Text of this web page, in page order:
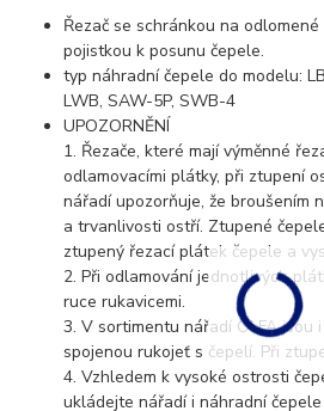
Řezač se schránkou na
pojistkou k posunu čepele.
typ náhradní čepele do modelu:
LWB, SAW-5P, SWB-4
UPOZORNĚNÍ
1. Řezače, které mají výměnné
odlamovacími plátky, při ztupení
nářadí upozorňuje, že broušením
a trvanlivosti ostří. Ztupené
ztupený řezací plátek čepele a
2. Při odlamování jednotlivých
ruce rukavicemi.
3. V sortimentu nářadí OLFA jsou
spojenou rukojeť s čepelí. Při
4. Vzhledem k vysoké ostrosti
ukládejte nářadí i náhradní